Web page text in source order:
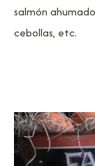
salmón
cebollas, etc.